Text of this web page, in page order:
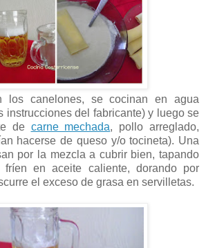
los canelones, se cocinan en agua
instrucciones del fabricante) y luego se
de carne mechada, pollo arreglado,
hacerse de queso y/o tocineta). Una
por la mezcla a cubrir bien, tapando
fríen en aceite caliente, dorando por
el exceso de grasa en servilletas.